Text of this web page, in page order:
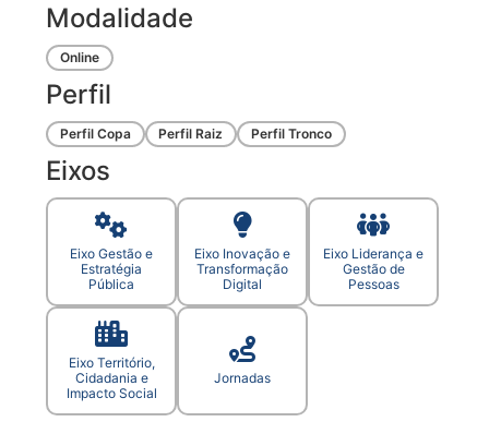
Modalidade
Online
Perfil
Perfil Copa Perfil Raiz Perfil Tronco
Eixos
Eixo Gestão e
Estratégia
Pública
Eixo Inovação e
Transformação
Digital
Eixo Liderança e
Gestão de
Pessoas
Eixo Território,
Cidadania e
Impacto Social
Jornadas